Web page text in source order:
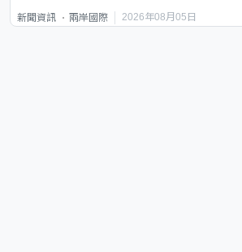
新聞資訊 兩岸國際 2026年08月05日